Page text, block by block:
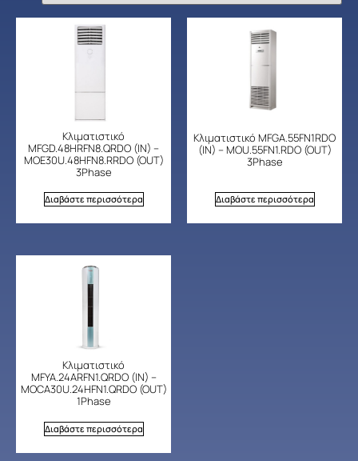
Κλιματιστικό
MFGD.48HRFN8.QRDO (IN) –
MOE30U.48HFN8.RRDO (OUT)
3Phase
Διαβάστε περισσότερα
Κλιματιστικό MFGΑ.55FN1RDO
(IN) – MOU.55FN1.RDO (OUT)
3Phase
Διαβάστε περισσότερα
Κλιματιστικό
MFYA.24ARFN1.QRDO (IN) –
MOCA30U.24HFN1.QRDO (OUT)
1Phase
Διαβάστε περισσότερα